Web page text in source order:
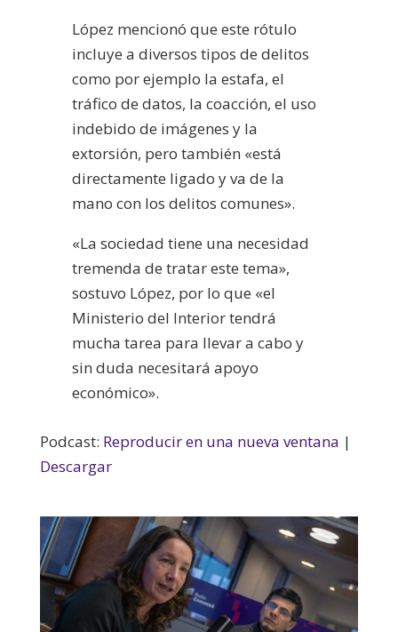
López mencionó que este rótulo
incluye a diversos tipos de delitos
como por ejemplo la estafa, el
tráfico de datos, la coacción, el uso
indebido de imágenes y la
extorsión, pero también «está
directamente ligado y va de la
mano con los delitos comunes».
«La sociedad tiene una necesidad
tremenda de tratar este tema»,
sostuvo López, por lo que «el
Ministerio del Interior tendrá
mucha tarea para llevar a cabo y
sin duda necesitará apoyo
económico».
Podcast: Reproducir en una nueva ventana |
Descargar